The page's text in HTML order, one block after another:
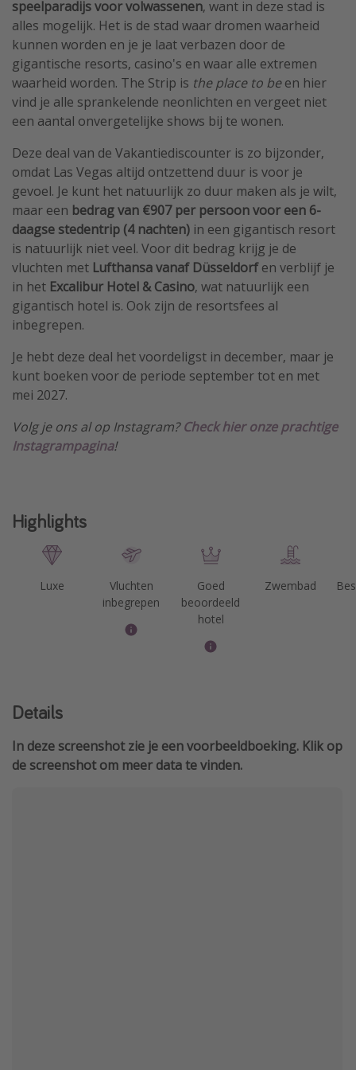
speelparadijs voor volwassenen, want in deze stad is
alles mogelijk. Het is de stad waar dromen waarheid
kunnen worden en je je laat verbazen door de
gigantische resorts, casino's en waar alle extremen
waarheid worden. The Strip is the place to been hier
vind je alle sprankelende neonlichten en vergeet niet
een aantal onvergetelijke shows bij te wonen.
Deze deal van de Vakantiediscounter is zo bijzonder,
omdat Las Vegas altijd ontzettend duur is voor je
gevoel. Je kunt het natuurlijk zo duur maken als je wilt,
maar een bedrag van €907 per persoon voor een 6-
daagse stedentrip (4 nachten) in een gigantisch resort
is natuurlijk niet veel. Voor dit bedrag krijg je de
vluchten met Lufthansa vanaf Düsseldorfen verblijf je
in het Excalibur Hotel & Casino, wat natuurlijk een
gigantisch hotel is. Ook zijn de resortsfees al
inbegrepen.
Je hebt deze deal het voordeligst in december, maar je
kunt boeken voor de periode september tot en met
mei 2027.
Volg je ons al op Instagram? Check hier onze prachtige
Instagrampagina!
Highlights
Luxe
Vluchten
inbegrepen
Goed
beoordeeld
hotel
Zwembad
Details
In deze screenshot zie je een voorbeeldboeking. Klik op
de screenshot om meer data te vinden.